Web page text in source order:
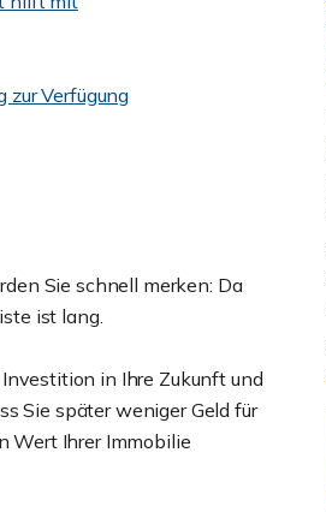
zur Verfügung
Sie schnell merken: Da
ist lang.
in Ihre Zukunft und
Sie später weniger Geld für
Wert Ihrer Immobilie